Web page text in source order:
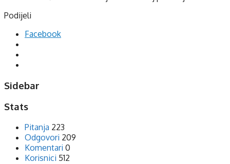
Podijeli
Facebook
Sidebar
Stats
Pitanja 223
Odgovori 209
Komentari 0
Korisnici 512